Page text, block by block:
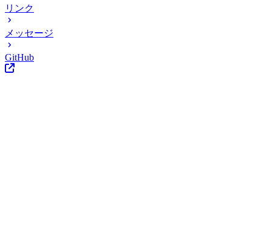
リンク
メッセージ
GitHub